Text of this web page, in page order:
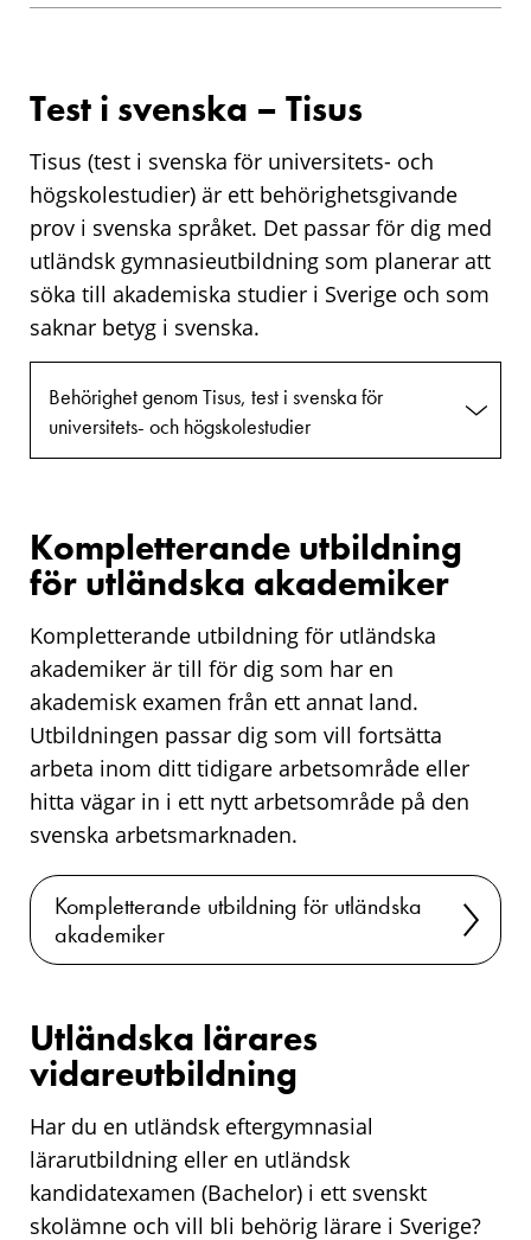
Test i svenska – Tisus
Tisus (test i svenska för universitets- och
högskolestudier) är ett behörighetsgivande
prov i svenska språket. Det passar för dig med
utländsk gymnasieutbildning som planerar att
söka till akademiska studier i Sverige och som
saknar betyg i svenska.
Behörighet genom Tisus, test i svenska för
universitets- och högskolestudier
Kompletterande utbildning
för utländska akademiker
Kompletterande utbildning för utländska
akademiker är till för dig som har en
akademisk examen från ett annat land.
Utbildningen passar dig som vill fortsätta
arbeta inom ditt tidigare arbetsområde eller
hitta vägar in i ett nytt arbetsområde på den
svenska arbetsmarknaden.
Kompletterande utbildning för utländska
akademiker
Utländska lärares
vidareutbildning
Har du en utländsk eftergymnasial
lärarutbildning eller en utländsk
kandidatexamen (Bachelor) i ett svenskt
skolämne och vill bli behörig lärare i Sverige?